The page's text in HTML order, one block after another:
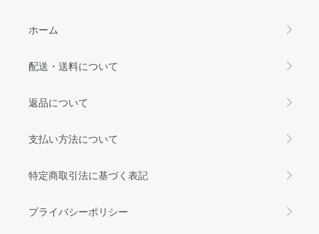
ホーム
配送・送料について
返品について
支払い方法について
特定商取引法に基づく表記
プライバシーポリシー